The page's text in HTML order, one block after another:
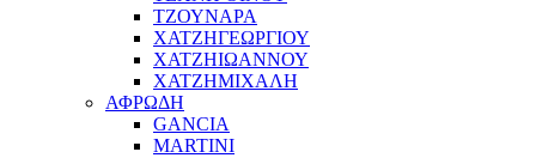
ΤΖΟΥΝΑΡΑ
ΧΑΤΖΗΓΕΩΡΓΙΟΥ
ΧΑΤΖΗΙΩΑΝΝΟΥ
ΧΑΤΖΗΜΙΧΑΛΗ
ΑΦΡΩΔΗ
GANCIA
MARTINI